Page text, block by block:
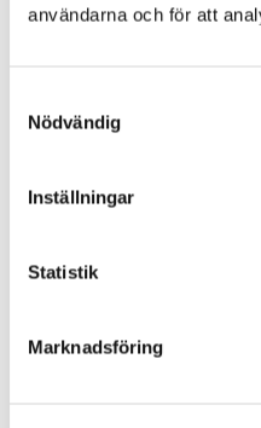
användarna och för att
Nödvändig
Inställningar
Statistik
Marknadsföring
Tisdag 11 Augusti Kl 10:00-
Konstkollo 11/8–14/8:
Barn och familj